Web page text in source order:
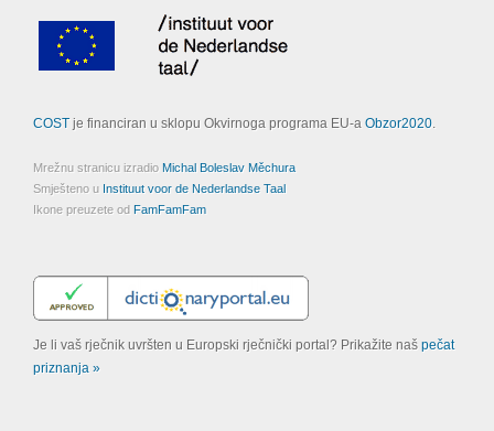
COSTje financiran u sklopu Okvirnoga programa EU-a Obzor2020.
Mrežnu stranicu izradio Michal Boleslav Měchura
Smješteno u Instituut voor de Nederlandse Taal
Ikone preuzete od FamFamFam
Je li vaš rječnik uvršten u Europski rječnički portal? Prikažite naš pečat
priznanja »